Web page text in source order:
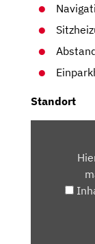
Standort